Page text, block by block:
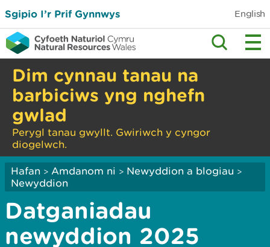
Sgipio I’r Prif Gynnwys English
Dim cynnau tanau na
barbiciws yng nghefn
gwlad
Perygl tanau gwyllt. Gwiriwch y cyngor
diogelwch.
Hafan > Amdanom ni > Newyddion a blogiau >
Newyddion
Datganiadau
newyddion 2025